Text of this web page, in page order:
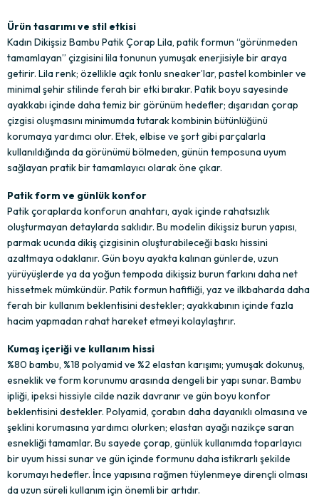
Ürün tasarımı ve stil etkisi
Kadın Dikişsiz Bambu Patik Çorap Lila, patik formun “görünmeden
tamamlayan” çizgisini lila tonunun yumuşak enerjisiyle bir araya
getirir. Lila renk; özellikle açık tonlu sneaker’lar, pastel kombinler ve
minimal şehir stilinde ferah bir etki bırakır. Patik boyu sayesinde
ayakkabı içinde daha temiz bir görünüm hedefler; dışarıdan çorap
çizgisi oluşmasını minimumda tutarak kombinin bütünlüğünü
korumaya yardımcı olur. Etek, elbise ve şort gibi parçalarla
kullanıldığında da görünümü bölmeden, günün temposuna uyum
sağlayan pratik bir tamamlayıcı olarak öne çıkar.
Patik form ve günlük konfor
Patik çoraplarda konforun anahtarı, ayak içinde rahatsızlık
oluşturmayan detaylarda saklıdır. Bu modelin dikişsiz burun yapısı,
parmak ucunda dikiş çizgisinin oluşturabileceği baskı hissini
azaltmaya odaklanır. Gün boyu ayakta kalınan günlerde, uzun
yürüyüşlerde ya da yoğun tempoda dikişsiz burun farkını daha net
hissetmek mümkündür. Patik formun hafifliği, yaz ve ilkbaharda daha
ferah bir kullanım beklentisini destekler; ayakkabının içinde fazla
hacim yapmadan rahat hareket etmeyi kolaylaştırır.
Kumaş içeriği ve kullanım hissi
%80 bambu, %18 polyamid ve %2 elastan karışımı; yumuşak dokunuş,
esneklik ve form korunumu arasında dengeli bir yapı sunar. Bambu
ipliği, ipeksi hissiyle cilde nazik davranır ve gün boyu konfor
beklentisini destekler. Polyamid, çorabın daha dayanıklı olmasına ve
şeklini korumasına yardımcı olurken; elastan ayağı nazikçe saran
esnekliği tamamlar. Bu sayede çorap, günlük kullanımda toparlayıcı
bir uyum hissi sunar ve gün içinde formunu daha istikrarlı şekilde
korumayı hedefler. İnce yapısına rağmen tüylenmeye dirençli olması
da uzun süreli kullanım için önemli bir artıdır.